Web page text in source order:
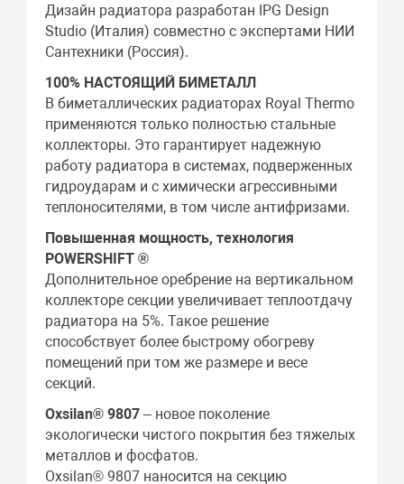
Дизайн радиатора разработан IPG Design
Studio (Италия) совместно с экспертами НИИ
Сантехники (Россия).
100% НАСТОЯЩИЙ БИМЕТАЛЛ
В биметаллических радиаторах Royal Thermo
применяются только полностью стальные
коллекторы. Это гарантирует надежную
работу радиатора в системах, подверженных
гидроударам и с химически агрессивными
теплоносителями, в том числе антифризами.
Повышенная мощность, технология
POWERSHIFT ®
Дополнительное оребрение на вертикальном
коллекторе секции увеличивает теплоотдачу
радиатора на 5%. Такое решение
способствует более быстрому обогреву
помещений при том же размере и весе
секций.
Oxsilan® 9807 – новое поколение
экологически чистого покрытия без тяжелых
металлов и фосфатов.
Oxsilan® 9807 наносится на секцию